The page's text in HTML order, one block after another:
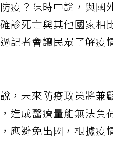
疫？陳時中說，與
診死亡與其他國家
記者會讓民眾了解
，未來防疫政策將
造成醫療量能無法
應避免出國，根據